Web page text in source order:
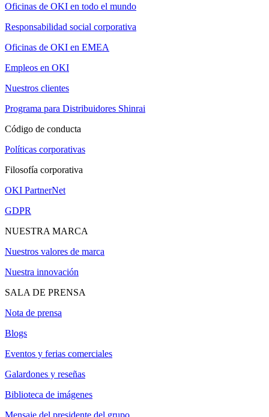
Oficinas de OKI en todo el mundo
Responsabilidad social corporativa
Oficinas de OKI en EMEA
Empleos en OKI
Nuestros clientes
Programa para Distribuidores Shinrai
Código de conducta
Políticas corporativas
Filosofía corporativa
OKI PartnerNet
GDPR
NUESTRA MARCA
Nuestros valores de marca
Nuestra innovación
SALA DE PRENSA
Nota de prensa
Blogs
Eventos y ferias comerciales
Galardones y reseñas
Biblioteca de imágenes
Mensaje del presidente del grupo